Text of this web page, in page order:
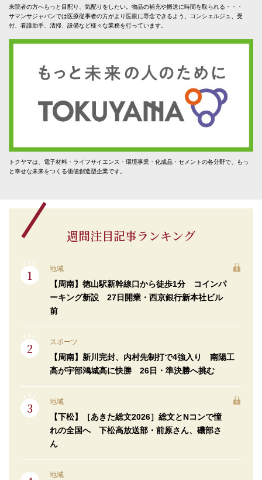
来院者の方へもっと目配り、気配りをしたい。物品の補充や搬送に時間を取られる・・・
サマンサジャパンでは医療従事者の方がより医療に専念できるよう、コンシェルジュ、受
付、看護助手、清掃、設備など様々な業務を行っています。
トクヤマは、電子材料・ライフサイエンス・環境事業・化成品・セメントの各分野で、もっ
と幸せな未来をつくる価値創造型企業です。
週間注目記事ランキング
地域
【周南】徳山駅新幹線口から徒歩1分 コインパ
ーキング新設 27日開業・西京銀行新本社ビル
前
スポーツ
【周南】新川完封、内村先制打で4強入り 南陽工
高が宇部鴻城高に快勝 26日・準決勝へ挑む
地域
【下松】［あきた総文2026］総文とNコンで憧
れの全国へ 下松高放送部・前原さん、磯部さ
ん
地域